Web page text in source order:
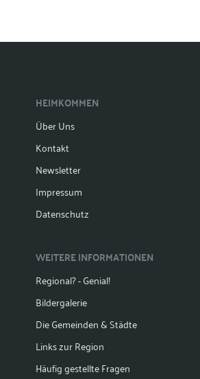
HEIMKOMMEN
Über Uns
Kontakt
Newsletter
Impressum
Datenschutz
WEITERE INFORMATIONEN
Regional? - Genial!
Bildergalerie
Die Gemeinden & Städte
Links zur Region
Häufig gestellte Fragen